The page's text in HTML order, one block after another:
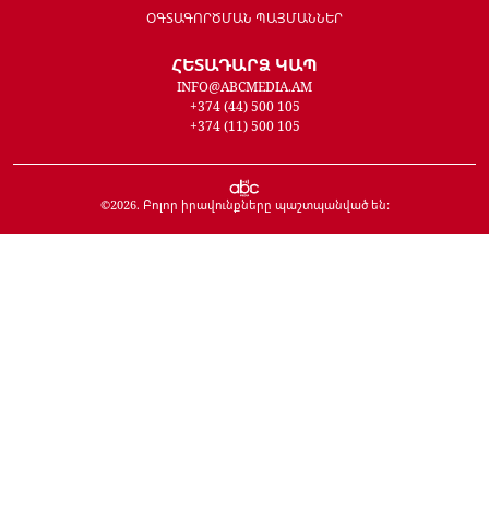
ՕԳՏԱԳՈՐԾՄԱՆ ՊԱՅՄԱՆՆԵՐ
ՀԵՏԱԴԱՐՁ ԿԱՊ
INFO@ABCMEDIA.AM
+374 (44) 500 105
+374 (11) 500 105
©2026. Բոլոր իրավունքները պաշտպանված են: